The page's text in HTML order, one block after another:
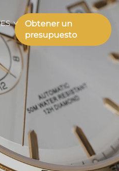
ES
Obtener un
presupuesto